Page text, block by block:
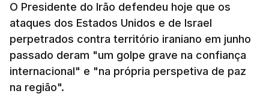
O Presidente do Irão defendeu hoje que os
ataques dos Estados Unidos e de Israel
perpetrados contra território iraniano em junho
passado deram "um golpe grave na confiança
internacional" e "na própria perspetiva de paz
na região".